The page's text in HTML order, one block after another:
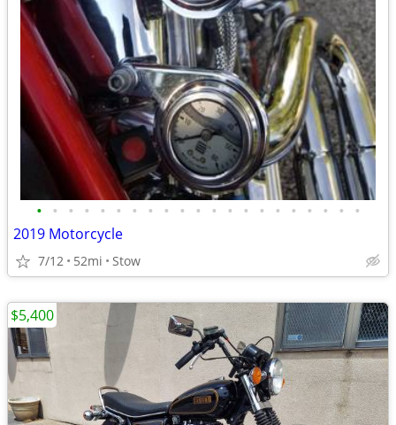
• • • • • • • • • • • • • • • • • • • • •
2019 Motorcycle
7/12 52mi Stow
$5,400